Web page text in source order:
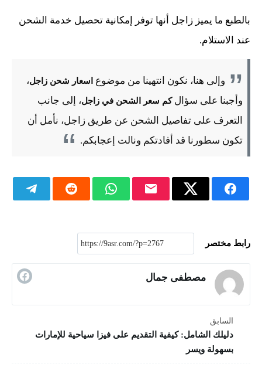
بالطبع ما يميز زاجل أنها توفر إمكانية تحصيل خدمة الشحن
عند الاستلام.
وإلى هنا، نكون انتهينا من موضوع اسعار شحن زاجل،
وأجبنا على سؤالكم سعر الشحن في زاجل، إلى جانب
التعرف على تفاصيل الشحن عن طريق زاجل، نأمل أن
تكون سطورنا قد أفادتكم ونالت إعجابكم.
رابط مختصر
مصطفى جمال
السابق
دليلك الشامل: كيفية التقديم على فيزا سياحية للإمارات
بسهولة ويسر